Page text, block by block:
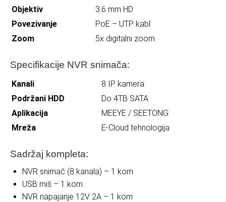
Objektiv
3.6 mm HD
Povezivanje
PoE – UTP kabl
Zoom
5x digitalni zoom
Specifikacije NVR snimača:
Kanali
8 IP kamera
Podržani HDD
Do 4TB SATA
Aplikacija
MEEYE / SEETONG
Mreža
E-Cloud tehnologija
Sadržaj kompleta:
NVR snimač (8 kanala) – 1 kom
USB miš – 1 kom
NVR napajanje 12V 2A – 1 kom